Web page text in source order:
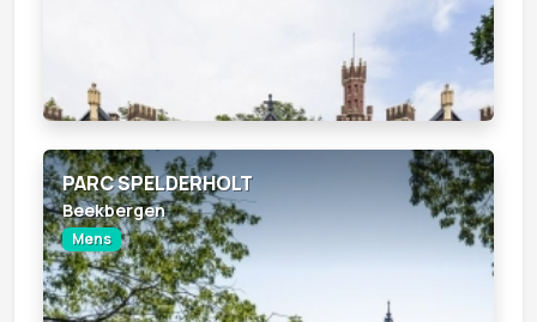
PARC SPELDERHOLT
Beekbergen
Mens